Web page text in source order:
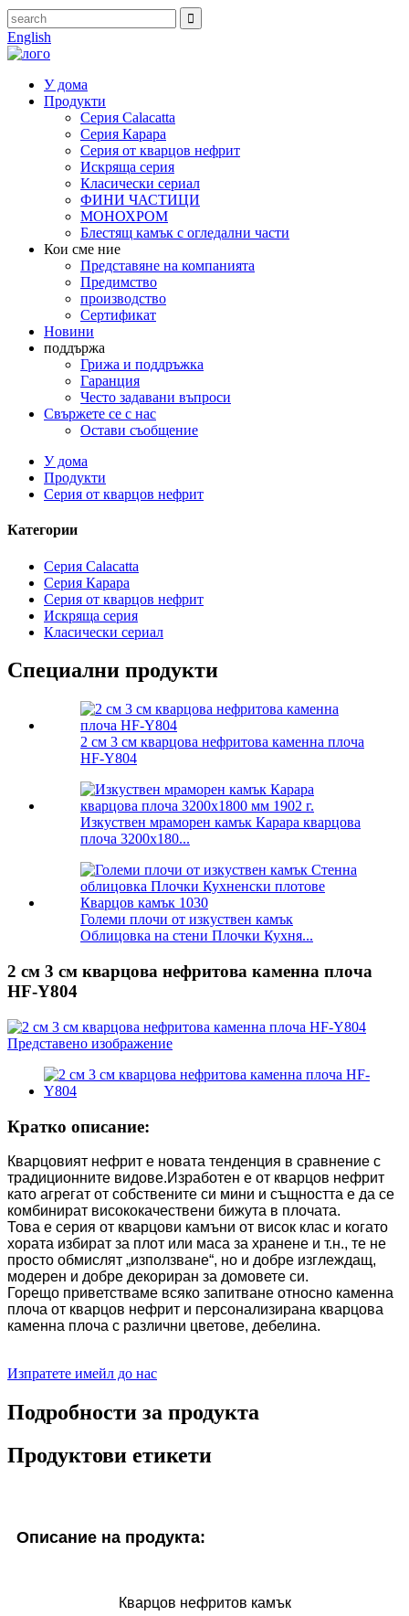
English
У дома
Продукти
Серия Calacatta
Серия Карара
Серия от кварцов нефрит
Искряща серия
Класически сериал
ФИНИ ЧАСТИЦИ
МОНОХРОМ
Блестящ камък с огледални части
Кои сме ние
Представяне на компанията
Предимство
производство
Сертификат
Новини
поддържа
Грижа и поддръжка
Гаранция
Често задавани въпроси
Свържете се с нас
Остави съобщение
У дома
Продукти
Серия от кварцов нефрит
Категории
Серия Calacatta
Серия Карара
Серия от кварцов нефрит
Искряща серия
Класически сериал
Специални продукти
2 см 3 см кварцова нефритова каменна плоча
HF-Y804
Изкуствен мраморен камък Карара кварцова
плоча 3200x180...
Големи плочи от изкуствен камък
Облицовка на стени Плочки Кухня...
2 см 3 см кварцова нефритова каменна плоча
HF-Y804
Кратко описание:
Кварцовият нефрит е новата тенденция в сравнение с
традиционните видове.Изработен е от кварцов нефрит
като агрегат от собствените си мини и същността е да се
комбинират висококачествени бижута в плочата.
Това е серия от кварцови камъни от висок клас и когато
хората избират за плот или маса за хранене и т.н., те не
просто обмислят „използване“, но и добре изглеждащ,
модерен и добре декориран за домовете си.
Горещо приветстваме всяко запитване относно каменна
плоча от кварцов нефрит и персонализирана кварцова
каменна плоча с различни цветове, дебелина.
Изпратете имейл до нас
Подробности за продукта
Продуктови етикети
Описание на продукта:
Кварцов нефритов камък